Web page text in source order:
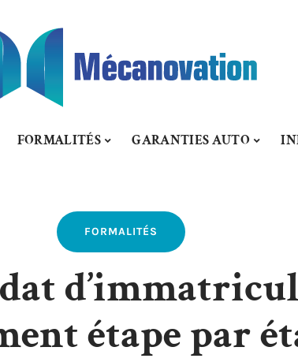
FORMALITÉS GARANTIES AUTO
FORMALITÉS
étape par